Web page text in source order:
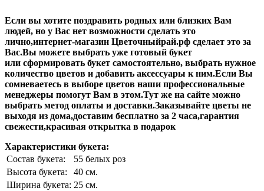
Если вы хотите поздравить родных или близких Вам
людей, но у Вас нет возможности сделать это
лично,интернет-магазин Цветочныйрай.рф сделает это за
Вас.Вы можете выбрать уже готовый букет
или сформировать букет самостоятельно, выбрать нужное
количество цветов и добавить аксессуары к ним.Если Вы
сомневаетесь в выборе цветов наши профессиональные
менеджеры помогут Вам в этом.Тут же на сайте можно
выбрать метод оплаты и доставки.Заказывайте цветы не
выходя из дома,доставим бесплатно за 2 часа,гарантия
свежести,красивая открытка в подарок
Характеристики букета:
Состав букета:
55 белых роз
Высота букета:
40 см.
Ширина букета: 25 см.